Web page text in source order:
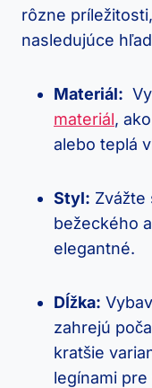
‍rôzne​
nasledujúce⁤
Materiál:
⁢materiál,
alebo⁢ teplá
Styl:
bežeckého‌
elegantné.
Dĺžka:
zahrejú⁤
kratšie
legínami